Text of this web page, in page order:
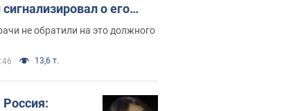
о его
раке
не обратили на это должного
13,6 т.
Россия: